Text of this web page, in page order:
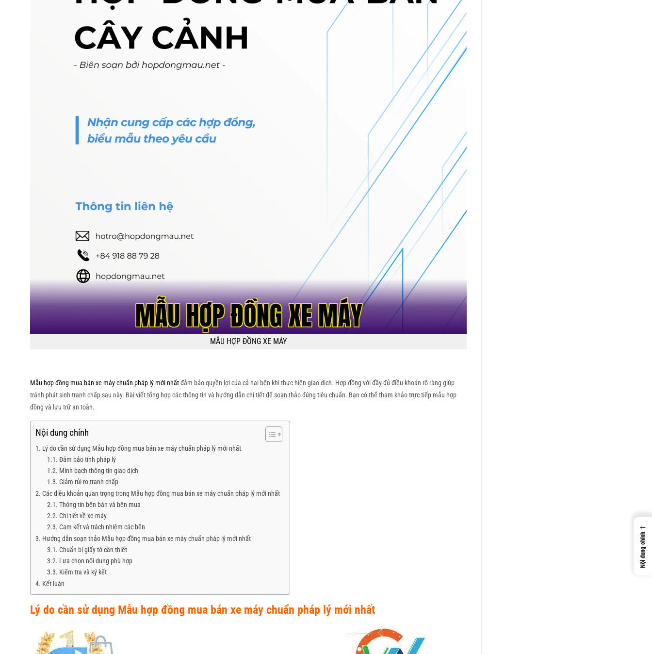
MẪU HỢP ĐỒNG XE MÁY
Mẫu hợp đồng mua bán xe máy chuẩn pháp lý mới nhấtđảm bảo quyền lợi của cả hai bên khi thực hiện giao dịch. Hợp đồng với đầy đủ điều khoản rõ ràng giúp
tránh phát sinh tranh chấp sau này. Bài viết tổng hợp các thông tin và hướng dẫn chi tiết để soạn thảo đúng tiêu chuẩn. Bạn có thể tham khảo trực tiếp mẫu hợp
đồng và lưu trữ an toàn.
Nội dung chính
Lý do cần sử dụng Mẫu hợp đồng mua bán xe máy chuẩn pháp lý mới nhất
Đảm bảo tính pháp lý
Minh bạch thông tin giao dịch
Giảm rủi ro tranh chấp
Các điều khoản quan trọng trong Mẫu hợp đồng mua bán xe máy chuẩn pháp lý mới nhất
Thông tin bên bán và bên mua
Chi tiết về xe máy
Cam kết và trách nhiệm các bên
Hướng dẫn soạn thảo Mẫu hợp đồng mua bán xe máy chuẩn pháp lý mới nhất
Chuẩn bị giấy tờ cần thiết
Lựa chọn nội dung phù hợp
Kiểm tra và ký kết
Kết luận
Lý do cần sử dụng Mẫu hợp đồng mua bán xe máy chuẩn pháp lý mới nhất
←
Nội dung chính